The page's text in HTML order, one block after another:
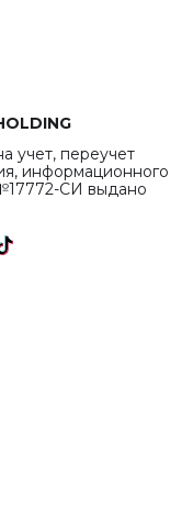
учет, переучет
информационного
СИ выдано